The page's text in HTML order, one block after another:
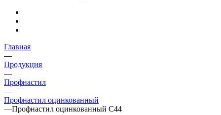
Главная
—
Продукция
—
Профнастил
—
Профнастил оцинкованный
—Профнастил оцинкованный С44